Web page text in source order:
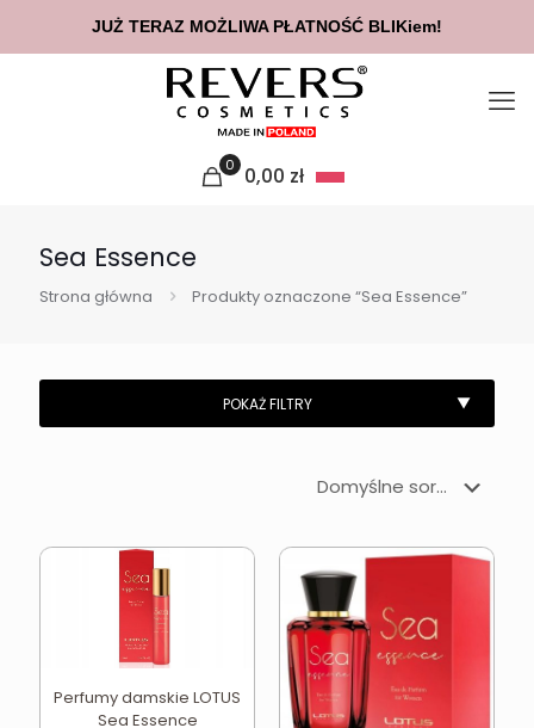
0 0,00 zł
Sea Essence
Strona główna Produkty oznaczone “Sea Essence”
Perfumy damskie LOTUS
Sea Essence
JUŻ TERAZ MOŻLIWA PŁATNOŚĆ BLIKiem!